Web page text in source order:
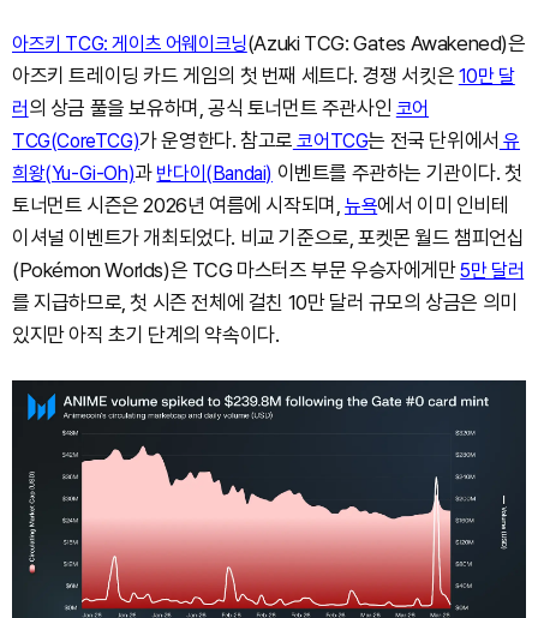
아즈키 TCG: 게이츠 어웨이크닝(Azuki TCG: Gates Awakened)은
아즈키 트레이딩 카드 게임의 첫 번째 세트다. 경쟁 서킷은 10만 달
러 의 상금 풀을 보유하며, 공식 토너먼트 주관사인 코어
TCG(CoreTCG)가 운영한다. 참고로 코어TCG는 전국 단위에서 유
희왕(Yu-Gi-Oh)과 반다이(Bandai) 이벤트를 주관하는 기관이다. 첫
토너먼트 시즌은 2026년 여름에 시작되며,뉴욕에서 이미 인비테
이셔널 이벤트가 개최되었다. 비교 기준으로, 포켓몬 월드 챔피언십
(Pokémon Worlds)은 TCG 마스터즈 부문 우승자에게만5만 달러
를 지급하므로, 첫 시즌 전체에 걸친 10만 달러 규모의 상금은 의미
있지만 아직 초기 단계의 약속이다.